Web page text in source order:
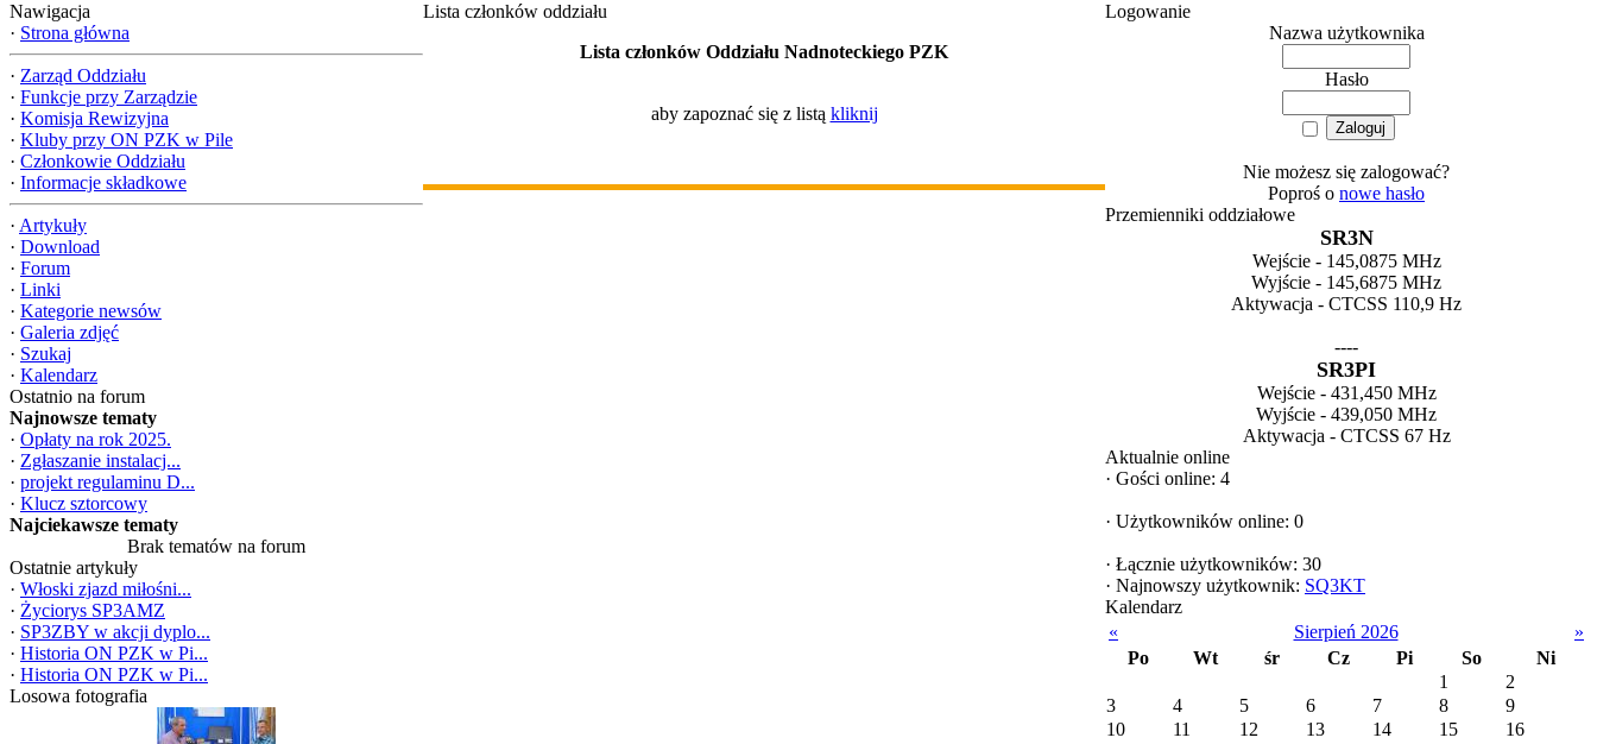
Nawigacja
· Strona główna
· Zarząd Oddziału
· Funkcje przy Zarządzie
· Komisja Rewizyjna
· Kluby przy ON PZK w Pile
· Członkowie Oddziału
· Informacje składkowe
· Artykuły
· Download
· Forum
· Linki
· Kategorie newsów
· Galeria zdjęć
· Szukaj
· Kalendarz
Ostatnio na forum
Najnowsze tematy
· Opłaty na rok 2025.
· Zgłaszanie instalacj...
· projekt regulaminu D...
· Klucz sztorcowy
Najciekawsze tematy
Brak tematów na forum
Ostatnie artykuły
· Włoski zjazd miłośni...
· Życiorys SP3AMZ
· SP3ZBY w akcji dyplo...
· Historia ON PZK w Pi...
· Historia ON PZK w Pi...
Losowa fotografia
Lista członków oddziału
Lista członków Oddziału Nadnoteckiego PZK
aby zapoznać się z listą kliknij
Logowanie
Nazwa użytkownika
Hasło
Nie możesz się zalogować?
Poproś o nowe hasło
Przemienniki oddziałowe
SR3N
Wejście - 145,0875 MHz
Wyjście - 145,6875 MHz
Aktywacja - CTCSS 110,9 Hz
----
SR3PI
Wejście - 431,450 MHz
Wyjście - 439,050 MHz
Aktywacja - CTCSS 67 Hz
Aktualnie online
· Gości online: 4
· Użytkowników online: 0
· Łącznie użytkowników: 30
· Najnowszy użytkownik: SQ3KT
Kalendarz
«
Sierpień 2026
»
Po
Wt śr Cz Pi So
Ni
1
2
3
4 5 6 7 8
9
10
11 12 13 14 15
16